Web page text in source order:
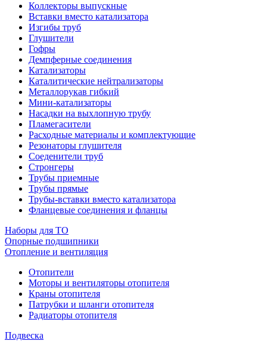
Коллекторы выпускные
Вставки вместо катализатора
Изгибы труб
Глушители
Гофры
Демпферные соединения
Катализаторы
Каталитические нейтрализаторы
Металлорукав гибкий
Мини-катализаторы
Насадки на выхлопную трубу
Пламегасители
Расходные материалы и комплектующие
Резонаторы глушителя
Соеденители труб
Стронгеры
Трубы приемные
Трубы прямые
Трубы-вставки вместо катализатора
Фланцевые соединения и фланцы
Наборы для ТО
Опорные подшипники
Отопление и вентиляция
Отопители
Моторы и вентиляторы отопителя
Краны отопителя
Патрубки и шланги отопителя
Радиаторы отопителя
Подвеска